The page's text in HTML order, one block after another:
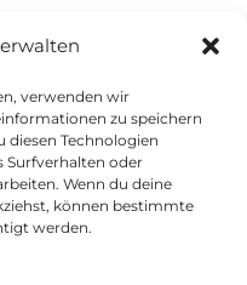
verwenden wir
zu speichern
diesen Technologien
Surfverhalten oder
Wenn du deine
können bestimmte
werden.